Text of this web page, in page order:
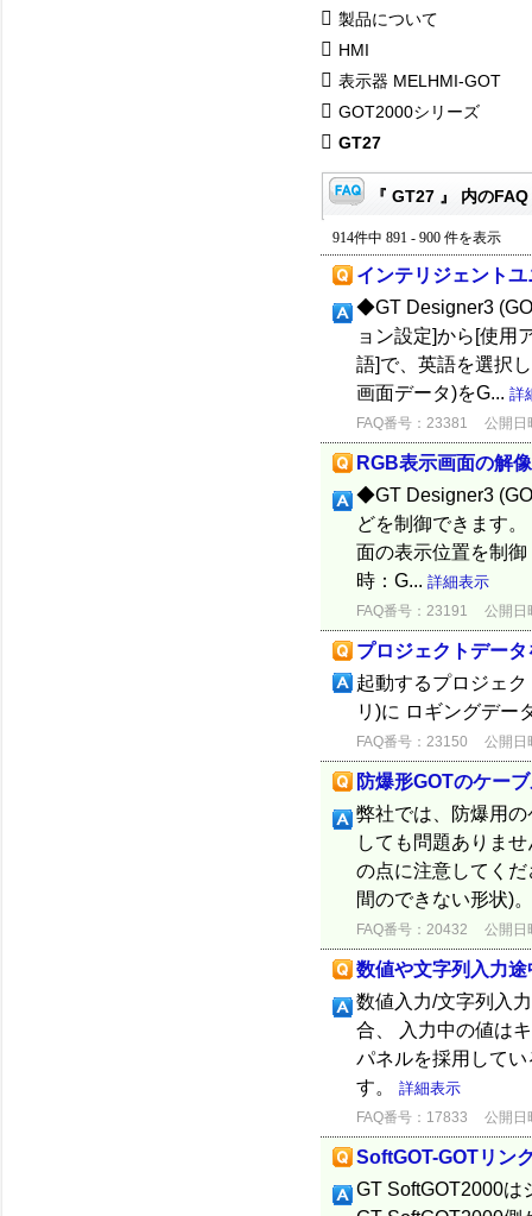
製品について
HMI
表示器 MELHMI-GOT
GOT2000シリーズ
GT27
『 GT27 』 内のFAQ
914件中 891 - 900 件を表示
インテリジェント
◆GT Designer3
ョン設定]から[使用
語]で、英語を選択
画面データ)をG... 詳
FAQ番号：23381 公開日
RGB表示画面の解
◆GT Designer3
どを制御できます
面の表示位置
時：G... 詳細表示
FAQ番号：23191 公開日
プロジェクトデー
起動するプロジェ
リ)に ロギングデー
FAQ番号：23150 公開日
防爆形GOTのケー
弊社では、防爆用
しても問題ありま
の点に注意してく
間のできない形状)
FAQ番号：20432 公開日
数値や文字列入力
数値入力/文字列入
合、 入力中の値は
パネルを採用して
す。 詳細表示
FAQ番号：17833 公開日
SoftGOT-GOTリン
GT SoftGOT2000は